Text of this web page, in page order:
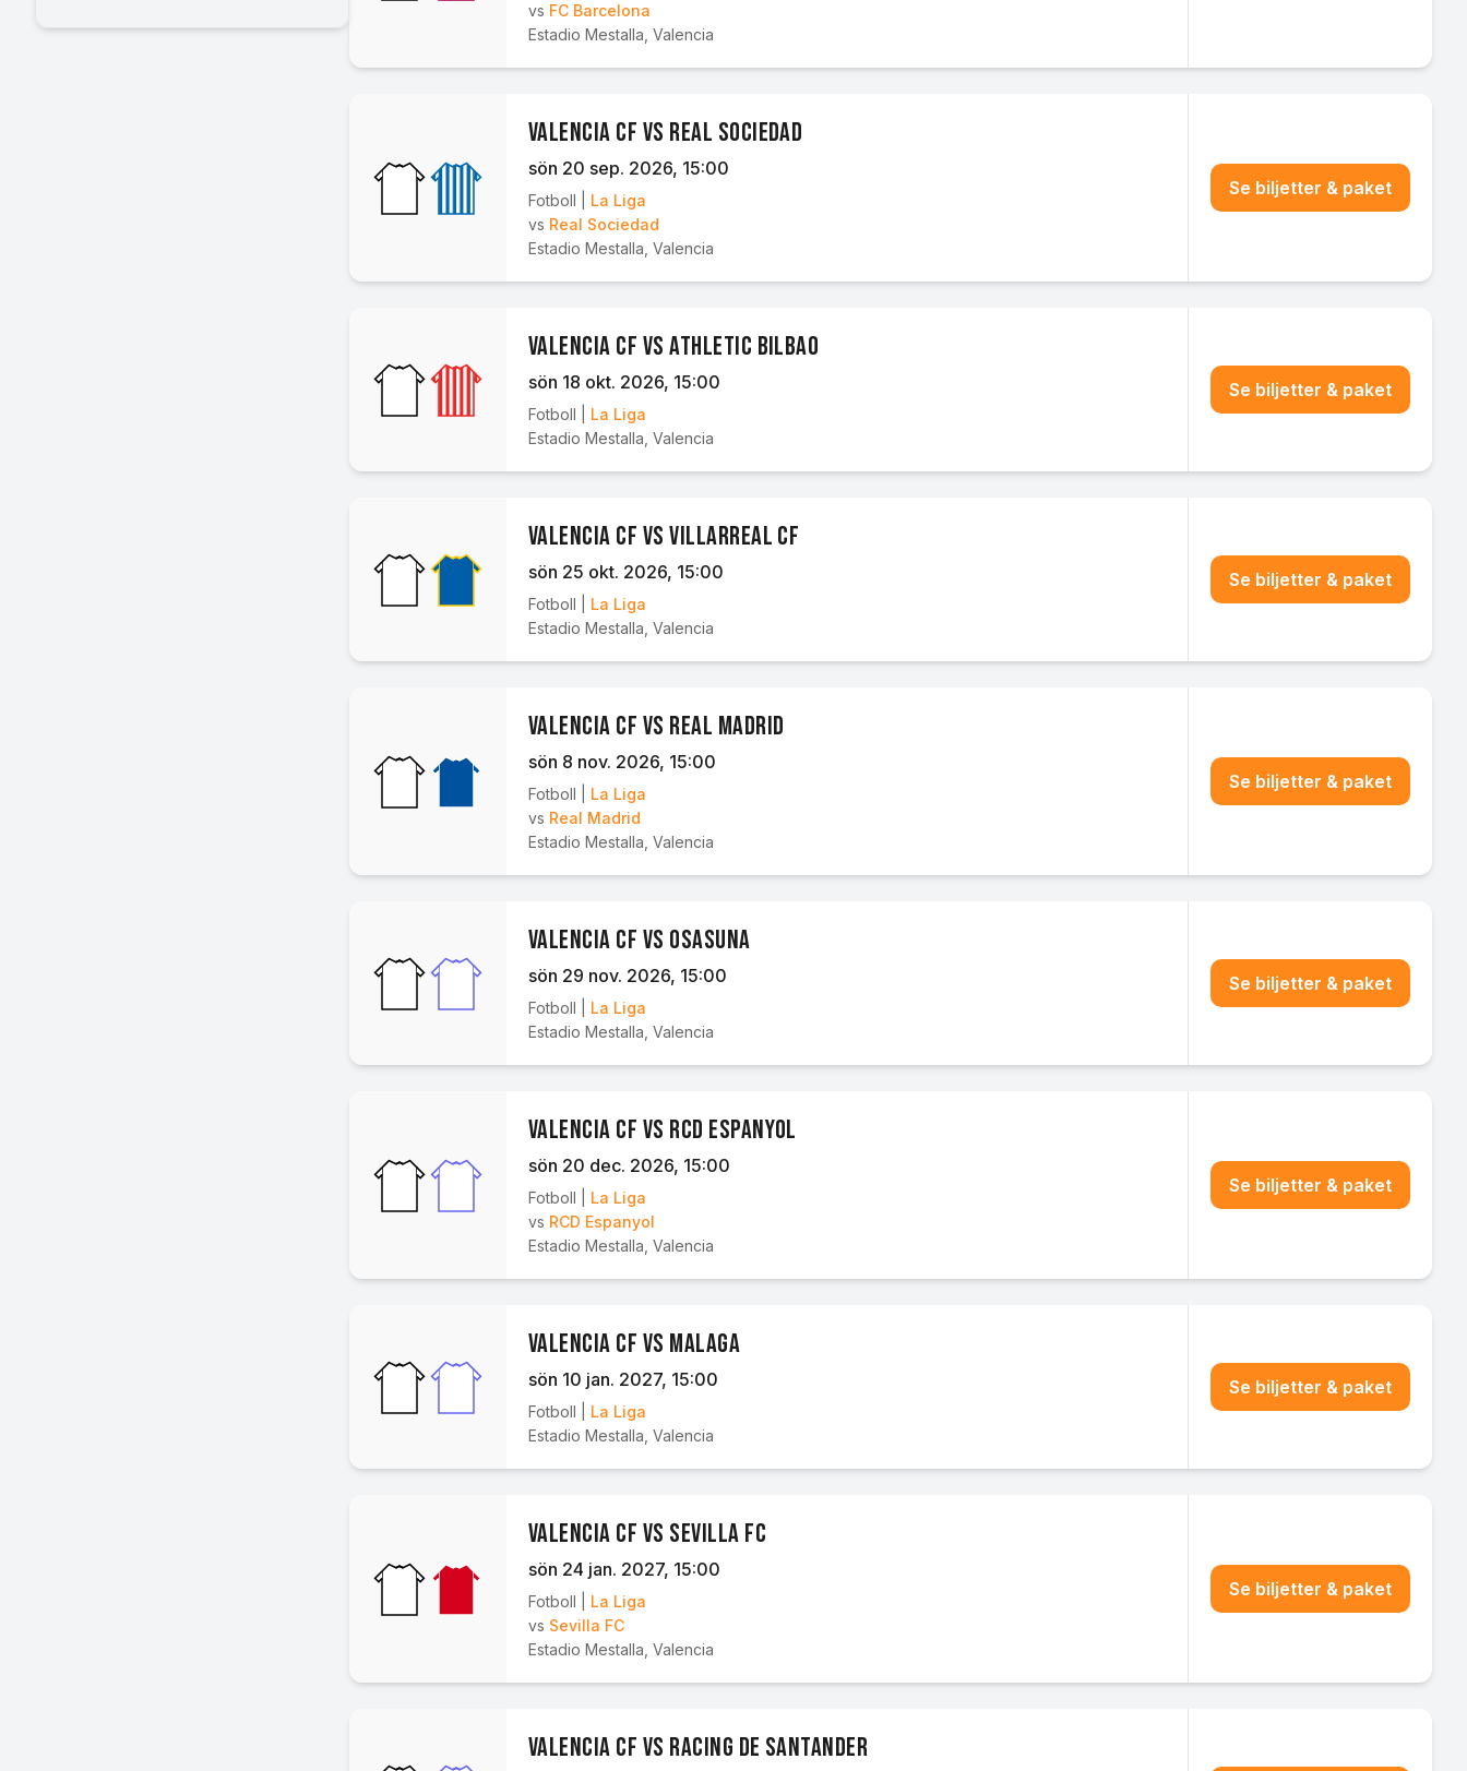
vs FC Barcelona
Estadio Mestalla Valencia
Valencia CF vs Real Sociedad
sön 20 sep. 2026, 15:00
Fotboll
La Liga
vs Real Sociedad
Estadio Mestalla Valencia
Se biljetter & paket
Valencia CF vs Athletic Bilbao
sön 18 okt. 2026, 15:00
Fotboll
La Liga
Estadio Mestalla Valencia
Se biljetter & paket
Valencia CF vs Villarreal CF
sön 25 okt. 2026, 15:00
Fotboll
La Liga
Estadio Mestalla Valencia
Se biljetter & paket
Valencia CF vs Real Madrid
sön 8 nov. 2026, 15:00
Fotboll
La Liga
vs Real Madrid
Estadio Mestalla Valencia
Se biljetter & paket
Valencia CF vs Osasuna
sön 29 nov. 2026, 15:00
Fotboll
La Liga
Estadio Mestalla Valencia
Se biljetter & paket
Valencia CF vs RCD Espanyol
sön 20 dec. 2026, 15:00
Fotboll
La Liga
vs RCD Espanyol
Estadio Mestalla Valencia
Se biljetter & paket
Valencia CF vs Malaga
sön 10 jan. 2027, 15:00
Fotboll
La Liga
Estadio Mestalla Valencia
Se biljetter & paket
Valencia CF vs Sevilla FC
sön 24 jan. 2027, 15:00
Fotboll
La Liga
vs Sevilla FC
Estadio Mestalla Valencia
Se biljetter & paket
Valencia CF vs Racing de Santander